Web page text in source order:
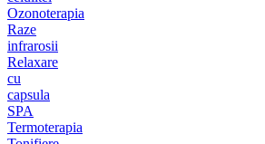
Ozonoterapia
Raze
infrarosii
Relaxare
cu
capsula
SPA
Termoterapia